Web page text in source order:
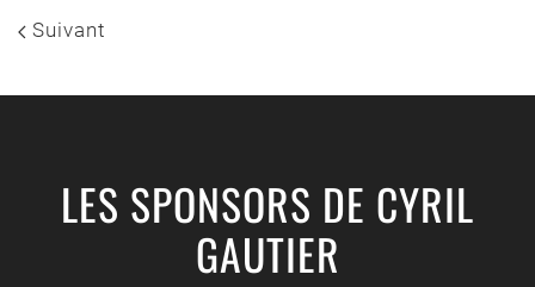
Suivant
LES SPONSORS DE CYRIL
GAUTIER